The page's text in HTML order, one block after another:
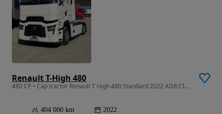
Renault T-High 480
480 CP • Cap tractor Renault T High 480 Standard 2022 ADR CISTERNA / GPL
404 000 km 2022